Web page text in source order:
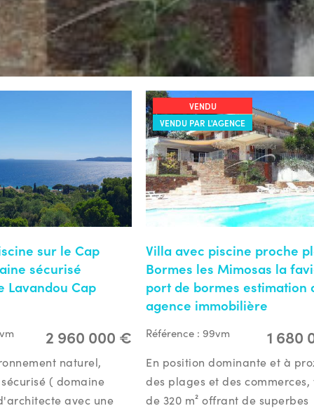
sur le Cap
sécurisé
Lavandou Cap
2 960 000 €
naturel,
( domaine
avec une
VENDU
VENDU PAR L'AGENCE
Villa avec piscine proche
Bormes les Mimosas la
port de bormes estimation
agence immobilière
Référence : 99vm 1 680
En position dominante et à
des plages et des
de 320 m² offrant de superbes